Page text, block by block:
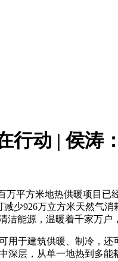
行动 | 侯涛
方米地热供暖项目已
少926万立方米天然气
能源，温暖着千家万户
于建筑供暖、制冷，还
深层，从单一地热到多能